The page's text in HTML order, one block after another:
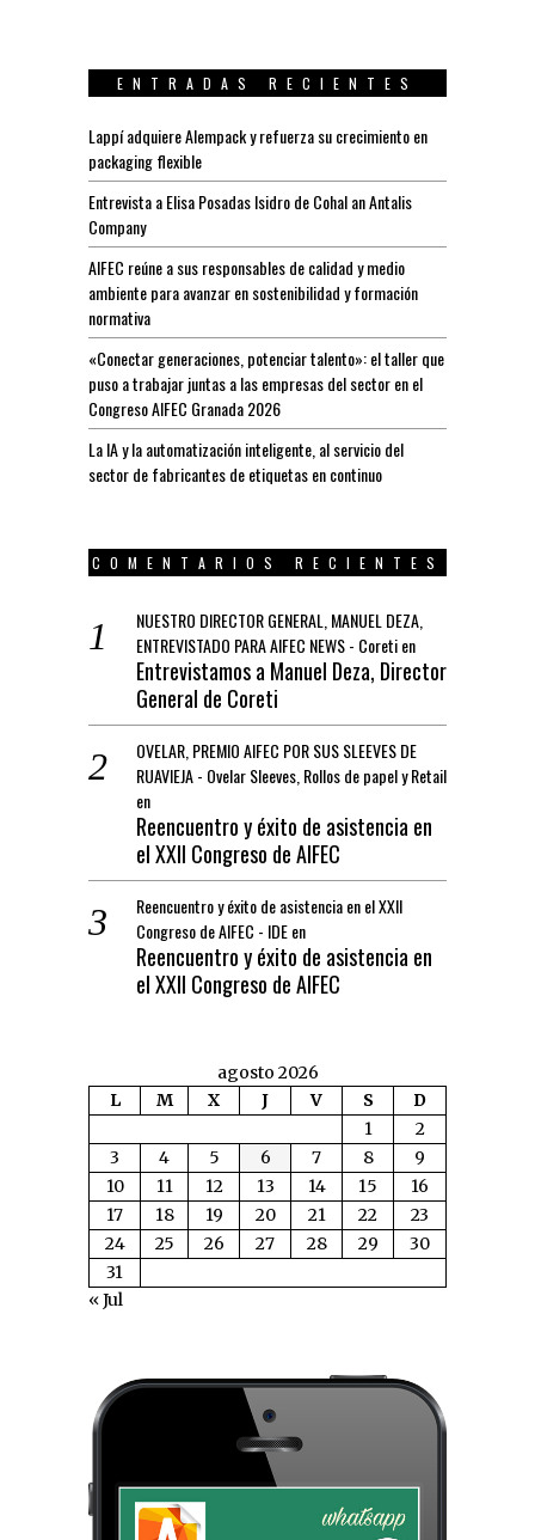
ENTRADAS RECIENTES
Lappí adquiere Alempack y refuerza su crecimiento en
packaging flexible
Entrevista a Elisa Posadas Isidro de Cohal an Antalis
Company
AIFEC reúne a sus responsables de calidad y medio
ambiente para avanzar en sostenibilidad y formación
normativa
«Conectar generaciones, potenciar talento»: el taller que
puso a trabajar juntas a las empresas del sector en el
Congreso AIFEC Granada 2026
La IA y la automatización inteligente, al servicio del
sector de fabricantes de etiquetas en continuo
COMENTARIOS RECIENTES
NUESTRO DIRECTOR GENERAL, MANUEL DEZA,
ENTREVISTADO PARA AIFEC NEWS - Coretien
Entrevistamos a Manuel Deza, Director
General de Coreti
OVELAR, PREMIO AIFEC POR SUS SLEEVES DE
RUAVIEJA - Ovelar Sleeves, Rollos de papel y Retail
en
Reencuentro y éxito de asistencia en
el XXII Congreso de AIFEC
Reencuentro y éxito de asistencia en el XXII
Congreso de AIFEC - IDEen
Reencuentro y éxito de asistencia en
el XXII Congreso de AIFEC
agosto 2026
L
M X J V S
D
1
2
3
4 5 6 7 8
9
10
11 12 13 14 15
16
17
18 19 20 21 22
23
24
25 26 27 28 29
30
31
« Jul